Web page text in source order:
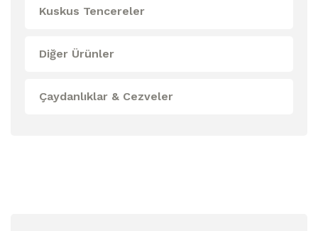
Kuskus Tencereler
Diğer Ürünler
Çaydanlıklar & Cezveler